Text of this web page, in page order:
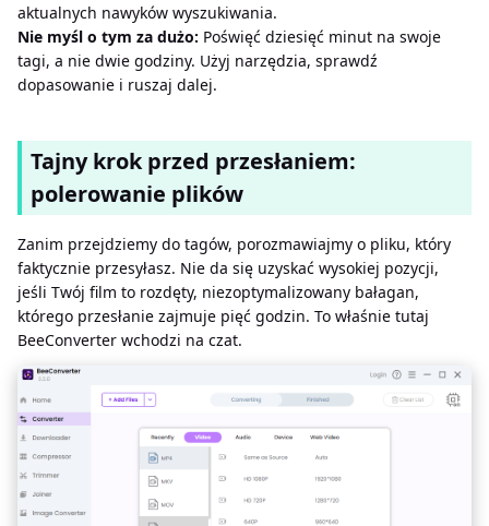
aktualnych nawyków wyszukiwania.
Nie myśl o tym za dużo: Poświęć dziesięć minut na swoje
tagi, a nie dwie godziny. Użyj narzędzia, sprawdź
dopasowanie i ruszaj dalej.
Tajny krok przed przesłaniem:
polerowanie plików
Zanim przejdziemy do tagów, porozmawiajmy o pliku, który
faktycznie przesyłasz. Nie da się uzyskać wysokiej pozycji,
jeśli Twój film to rozdęty, niezoptymalizowany bałagan,
którego przesłanie zajmuje pięć godzin. To właśnie tutaj
BeeConverter wchodzi na czat.